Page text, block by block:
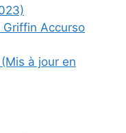
Accurso
à jour en